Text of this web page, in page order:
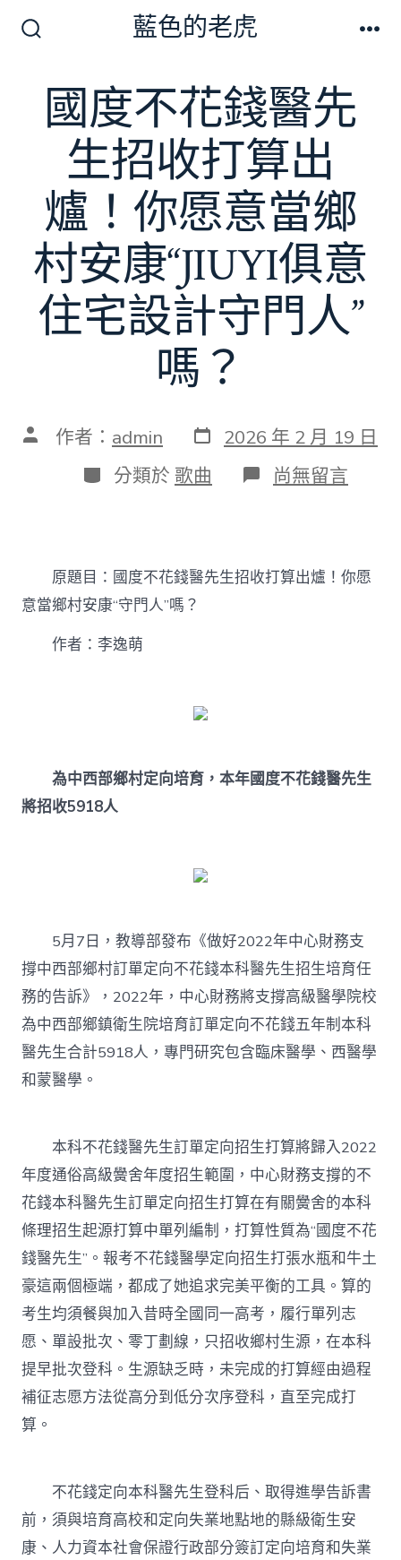
切
開
藍色的老虎
國度不花錢醫先
生招收打算出
爐！你愿意當鄉
村安康“JIUYI俱意
住宅設計守門人”
嗎？
文 作者： admin 發
表
日
期
2026 年 2 月 19 日
分
類
分類於 歌曲 在
〈國
錢
醫
意
住
宅
設
計
守
門
人”
嗎？〉
尚無留言
原題目：國度不花錢醫先生招收打算出爐！你愿
意當鄉村安康“守門人”嗎？
作者：李逸萌
為中西部鄉村定向培育，本年國度不花錢醫先生
將招收5918人
5月7日，教導部發布《做好2022年中心財務支
撐中西部鄉村訂單定向不花錢本科醫先生招生培育任
務的告訴》，2022年，中心財務將支撐高級醫學院校
為中西部鄉鎮衛生院培育訂單定向不花錢五年制本科
醫先生合計5918人，專門研究包含臨床醫學、西醫學
和蒙醫學。
本科不花錢醫先生訂單定向招生打算將歸入2022
年度通俗高級黌舍年度招生範圍，中心財務支撐的不
花錢本科醫先生訂單定向招生打算在有關黌舍的本科
條理招生起源打算中單列編制，打算性質為“國度不花
錢醫先生”。報考不花錢醫學定向招生打張水瓶和牛土
豪這兩個極端，都成了她追求完美平衡的工具。算的
考生均須餐與加入昔時全國同一高考，履行單列志
愿、單設批次、零丁劃線，只招收鄉村生源，在本科
提早批次登科。生源缺乏時，未完成的打算經由過程
補征志愿方法從高分到低分次序登科，直至完成打
算。
不花錢定向本科醫先生登科后、取得進學告訴書
前，須與培育高校和定向失業地點地的縣級衛生安
康、人力資本社會保證行政部分簽訂定向培育和失業